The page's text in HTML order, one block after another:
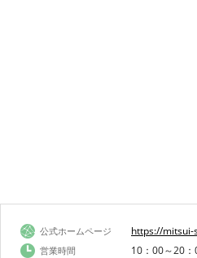
公式ホームページ https://
営業時間 10：00～20